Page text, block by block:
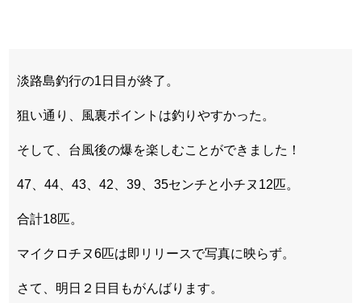
淡路島釣行の1日目が終了。
狙い通り、風裏ポイントは釣りやすかった。
そして、台風後の爆を楽しむことができました！
47、44、43、42、39、35センチと小チヌ12匹。
合計18匹。
マイクロチヌ6匹は即リリースで写真に映らず。
さて、明日２日目もがんばります。